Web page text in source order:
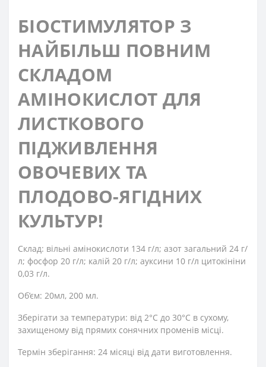
БІОСТИМУЛЯТОР З
НАЙБІЛЬШ ПОВНИМ
СКЛАДОМ
АМІНОКИСЛОТ ДЛЯ
ЛИСТКОВОГО
ПІДЖИВЛЕННЯ
ОВОЧЕВИХ ТА
ПЛОДОВО-ЯГІДНИХ
КУЛЬТУР!
Склад: вільні амінокислоти 134 г/л; азот загальний 24 г/
л; фосфор 20 г/л; калій 20 г/л; ауксини 10 г/л цитокініни
0,03 г/л.
Об’єм: 20мл, 200 мл.
Зберігати за температури: від 2°С до 30°С в сухому,
захищеному від прямих сонячних променів місці.
Термін зберігання: 24 місяці від дати виготовлення.